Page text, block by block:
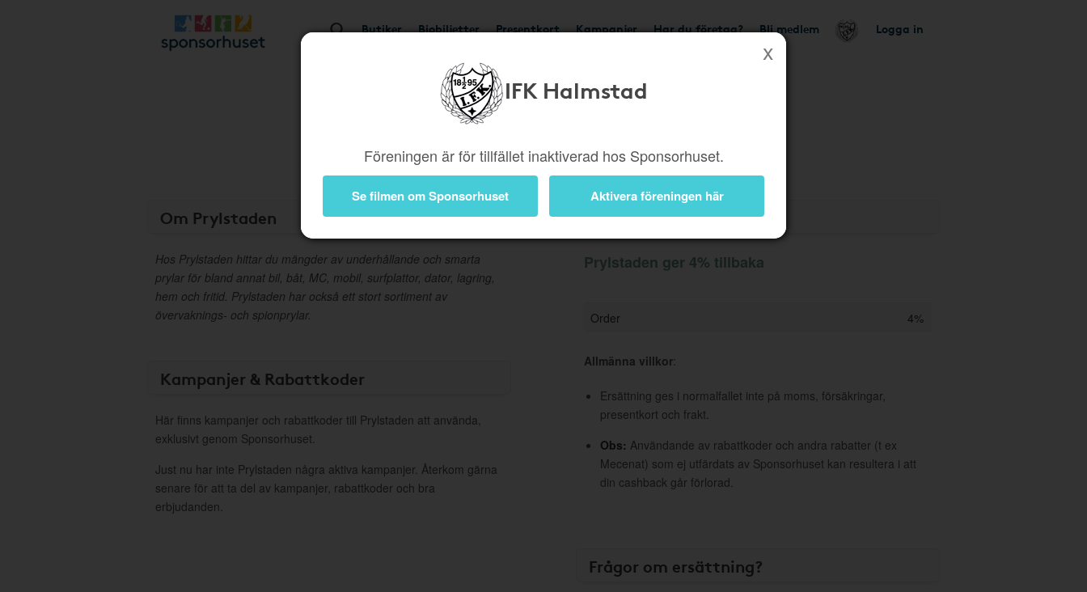
Butiker Biobiljetter Presentkort Kampanjer Har du företag? Bli medlem Logga in
IFK Halmstad
Föreningen är för tillfället inaktiverad hos Sponsorhuset.
Se filmen om Sponsorhuset Aktivera föreningen här
Om Prylstaden
Hos Prylstaden hittar du mängder av underhållande och smarta
prylar för bland annat bil, båt, MC, mobil, surfplattor, dator, lagring,
hem och fritid. Prylstaden har också ett stort sortiment av
övervaknings- och spionprylar.
Kampanjer & Rabattkoder
Här finns kampanjer och rabattkoder till Prylstaden att använda,
exklusivt genom Sponsorhuset.
Just nu har inte Prylstaden några aktiva kampanjer. Återkom gärna
senare för att ta del av kampanjer, rabattkoder och bra
erbjudanden.
Information
Prylstaden ger 4% tillbaka
Order 4%
Allmänna villkor:
Ersättning ges i normalfallet inte på moms, försäkringar,
presentkort och frakt.
Obs: Användande av rabattkoder och andra rabatter (t ex
Mecenat) som ej utfärdats av Sponsorhuset kan resultera i att
din cashback går förlorad.
Frågor om ersättning?